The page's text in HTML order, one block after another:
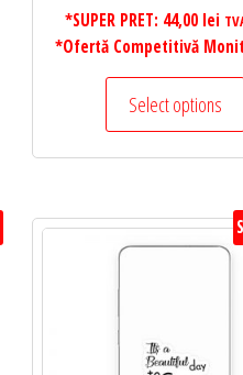
*SUPER PRET: 44,00 lei
*Ofertă Competitivă
Select options